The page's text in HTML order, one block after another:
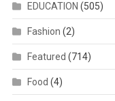
EDUCATION (505)
Fashion (2)
Featured (714)
Food (4)